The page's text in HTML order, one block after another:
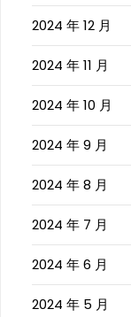
2024 年 12 月
2024 年 11 月
2024 年 10 月
2024 年 9 月
2024 年 8 月
2024 年 7 月
2024 年 6 月
2024 年 5 月